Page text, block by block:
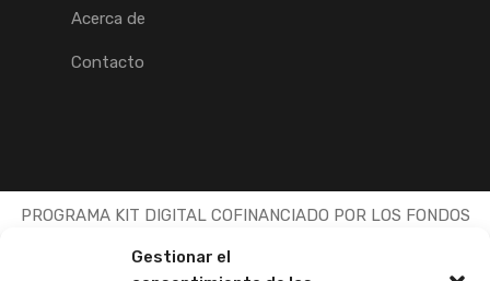
Gestionar el
Acerca de
Contacto
PROGRAMA KIT DIGITAL COFINANCIADO POR LOS FONDOS
RECUPERACIÓN Y RESILENCIA